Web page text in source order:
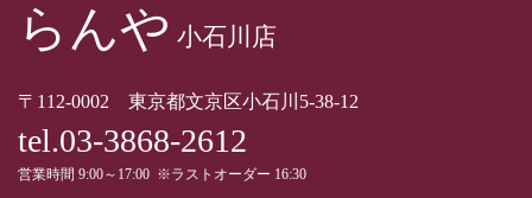
らんや 小石川店
〒112-0002 東京都文京区小石川5-38-12
tel.03-3868-2612
営業時間 9:00～17:00 ※ラストオーダー 16:30